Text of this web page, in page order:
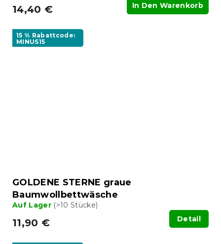
14,40 € In Den Warenkorb
15 % Rabattcode:
MINUS15
GOLDENE STERNE graue
Baumwollbettwäsche
Auf Lager (>10 Stücke)
11,90 € Detail